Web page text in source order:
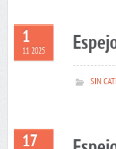
1
11 2025
SIN
17